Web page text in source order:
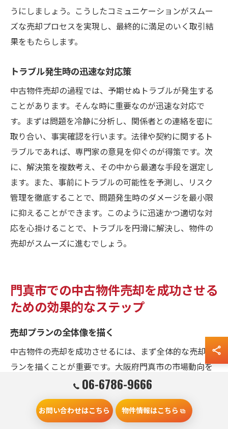
うにしましょう。こうしたコミュニケーションがスムー
ズな売却プロセスを実現し、最終的に満足のいく取引結
果をもたらします。
トラブル発生時の迅速な対応策
中古物件売却の過程では、予期せぬトラブルが発生する
ことがあります。そんな時に重要なのが迅速な対応で
す。まずは問題を冷静に分析し、関係者との連絡を密に
取り合い、事実確認を行います。法律や契約に関するト
ラブルであれば、専門家の意見を仰ぐのが得策です。次
に、解決策を複数考え、その中から最適な手段を選定し
ます。また、事前にトラブルの可能性を予測し、リスク
管理を徹底することで、問題発生時のダメージを最小限
に抑えることができます。このように迅速かつ適切な対
応を心掛けることで、トラブルを円滑に解決し、物件の
売却がスムーズに進むでしょう。
門真市での中古物件売却を成功させる
ための効果的なステップ
売却プランの全体像を描く
中古物件の売却を成功させるには、まず全体的な売却プ
ランを描くことが重要です。大阪府門真市の市場動向を
把握し、エリアの特性を活かした戦略を立てる必要があ
ります。市場動向を理解することで、いつ売却するのが
最適かを見極められます。そして、売却の目的をはっき
06-6786-9666
お問い合わせはこちら 物件情報はこちら